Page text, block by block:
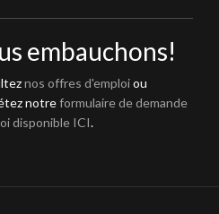
embauchons!
nos offres d'emploiou
notreformulaire de demande
disponible ICI.